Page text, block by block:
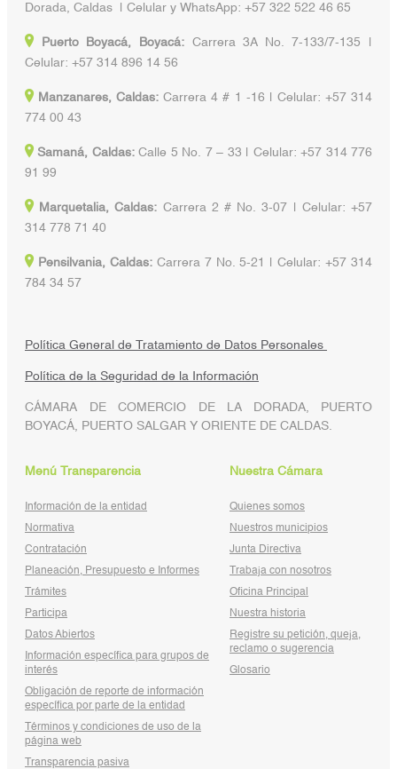
Dorada, Caldas | Celular y WhatsApp: +57 322 522 46 65
Puerto Boyacá, Boyacá:Carrera 3A No. 7-133/7-135 |
Celular: +57 314 896 14 56
Manzanares, Caldas: Carrera 4 # 1 -16 | Celular: +57 314
774 00 43
Samaná, Caldas:Calle 5 No. 7 – 33 | Celular: +57 314 776
91 99
Marquetalia, Caldas: Carrera 2 # No. 3-07 | Celular: +57
314 778 71 40
Pensilvania, Caldas:Carrera 7 No. 5-21 | Celular: +57 314
784 34 57
Política General de Tratamiento de Datos Personales
Política de la Seguridad de la Información
CÁMARA DE COMERCIO DE LA DORADA, PUERTO
BOYACÁ, PUERTO SALGAR Y ORIENTE DE CALDAS.
Menú Transparencia
Información de la entidad
Normativa
Contratación
Planeación, Presupuesto e Informes
Trámites
Participa
Datos Abiertos
Información específica para grupos de
interés
Obligación de reporte de información
específica por parte de la entidad
Términos y condiciones de uso de la
página web
Transparencia pasiva
Nuestra Cámara
Quienes somos
Nuestros municipios
Junta Directiva
Trabaja con nosotros
Oficina Principal
Nuestra historia
Registre su petición, queja,
reclamo o sugerencia
Glosario